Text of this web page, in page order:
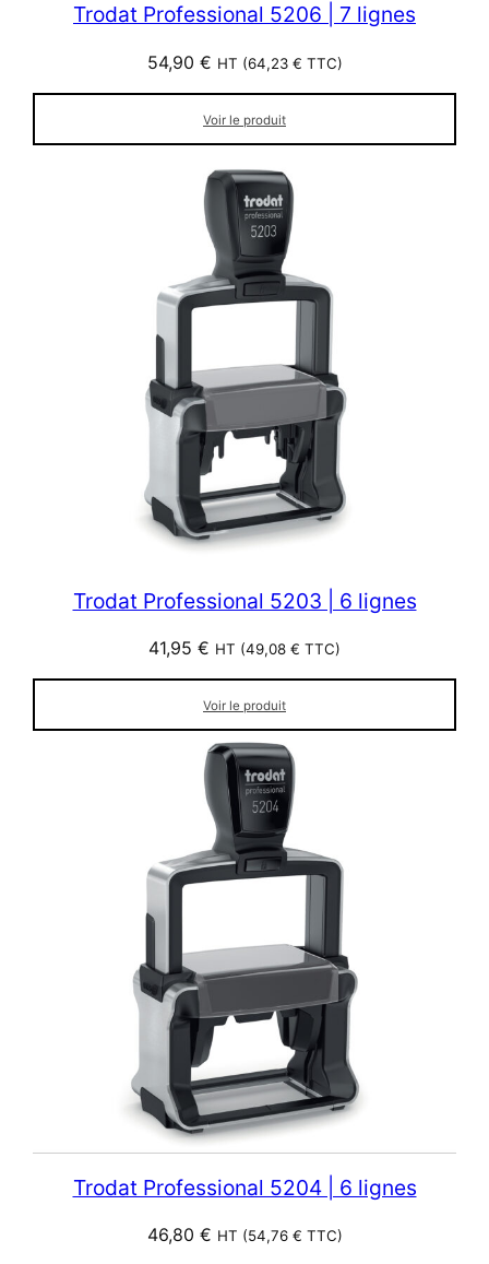
Trodat Professional 5206 | 7 lignes
54,90 € HT (64,23 € TTC)
Voir le produit
Trodat Professional 5203 | 6 lignes
41,95 € HT (49,08 € TTC)
Voir le produit
Trodat Professional 5204 | 6 lignes
46,80 € HT (54,76 € TTC)